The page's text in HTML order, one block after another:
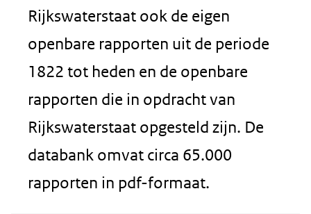
Rijkswaterstaat ook de eigen
openbare rapporten uit de periode
1822 tot heden en de openbare
rapporten die in opdracht van
Rijkswaterstaat opgesteld zijn. De
databank omvat circa 65.000
rapporten in pdf-formaat.